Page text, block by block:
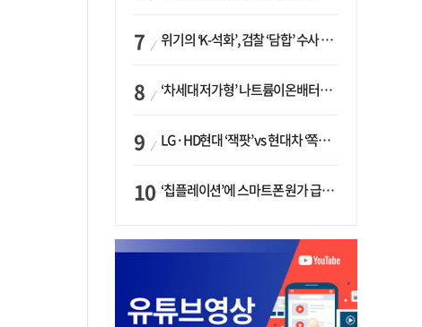
위기의 ‘K-석화’, 검찰 ‘담합’ 수사 착수…“LG·한화·롯데 등 7개 업체, 8개 제품 가격 담합”
‘차세대 저가형’ 나트륨이온배터리 시대 오나…LG화학·에코프로, 상용화 속도낸다
LG·HD현대 ‘잭팟’ vs 현대차 ‘쪽박’…글로벌 사모펀드, 韓 대기업 투자 ‘희비’
‘칩플레이션’에 스마트폰 원가 급등…삼성전자, ‘엑시노스’ 채택 확대하나